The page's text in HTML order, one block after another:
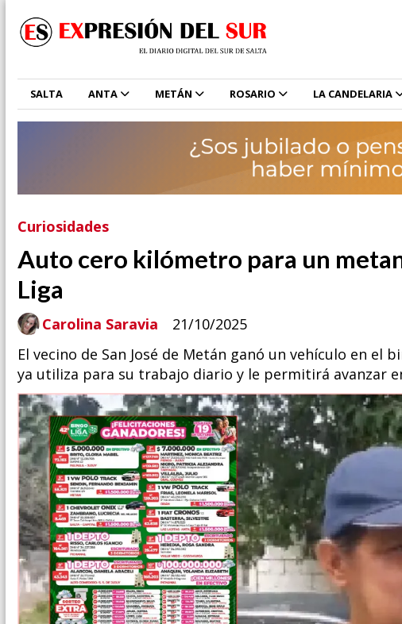
SALTA ANTA METÁN ROSARIO LA CANDELARIA
Auto cero kilómetro para un
Liga
El vecino de San José de Metán ganó un vehículo en
ya utiliza para su trabajo diario y le permitirá avanzar
Curiosidades
21/10/2025
Carolina Saravia